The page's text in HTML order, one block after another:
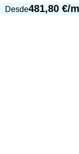
Desde481,80 €/